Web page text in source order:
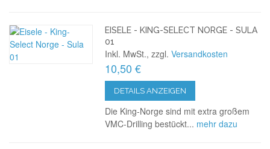
EISELE - KING-SELECT NORGE - SULA
01
Inkl. MwSt., zzgl.Versandkosten
10,50 €
DETAILS ANZEIGEN
Die King-Norge sind mit extra großem
VMC-Drilling bestückt... mehr dazu